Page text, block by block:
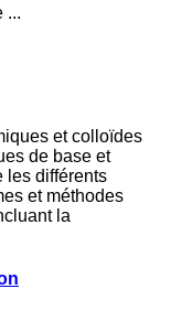
...
et colloïdes
de base et
les différents
et méthodes
la